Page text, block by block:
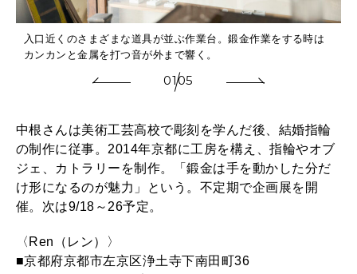
2025年12月号「お酒の新常識。」
入口近くのさまざまな道具が並ぶ作業台。鍛金作業をする時は
カンカンと金属を打つ音が外まで響く。
0105
中根さんは美術工芸高校で彫刻を学んだ後、結婚指輪
の制作に従事。2014年京都に工房を構え、指輪やオブ
ジェ、カトラリーを制作。「鍛金は手を動かした分だ
け形になるのが魅力」という。不定期で企画展を開
催。次は9/18～26予定。
〈Ren（レン）〉
■京都府京都市左京区浄土寺下南田町36